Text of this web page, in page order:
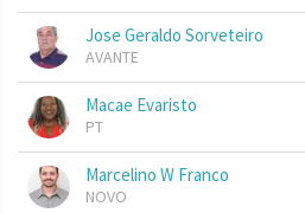
Jose Geraldo Sorveteiro
AVANTE
Macae Evaristo
PT
Marcelino W Franco
NOVO